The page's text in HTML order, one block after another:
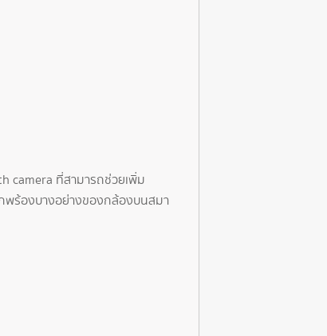
camera ที่สามารถช่วยเพิ่ม
พร้องบางอย่างของกล้องบนสมา